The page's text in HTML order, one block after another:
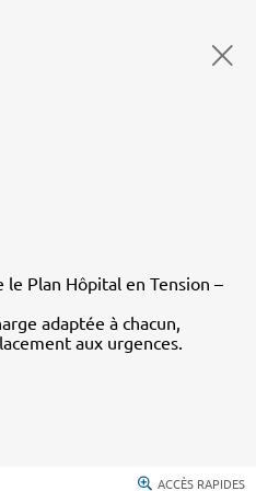
Plan Hôpital en Tension –
adaptée à chacun,
aux urgences.
ACCÈS RAPIDES